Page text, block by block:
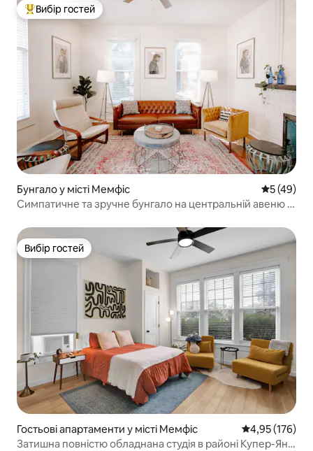
Топ вибір гостей
Вибір гостей
Бунгало у місті Мемфіс Середня
5 (49)
Симпатичне та зручне бунгало на центральній авеню |
Вибір гостей
Вибір гостей
Гостьові апартаменти у місті Мемфіс Середня
4,95 (176)
Затишна повністю обладнана студія в районі Купер-Янг